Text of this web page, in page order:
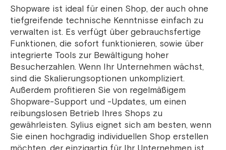
Shopware ist ideal für einen Shop, der auch ohne
tiefgreifende technische Kenntnisse einfach zu
verwalten ist. Es verfügt über gebrauchsfertige
Funktionen, die sofort funktionieren, sowie über
integrierte Tools zur Bewältigung hoher
Besucherzahlen. Wenn Ihr Unternehmen wächst,
sind die Skalierungsoptionen unkompliziert.
Außerdem profitieren Sie von regelmäßigem
Shopware-Support und -Updates, um einen
reibungslosen Betrieb Ihres Shops zu
gewährleisten. Sylius eignet sich am besten, wenn
Sie einen hochgradig individuellen Shop erstellen